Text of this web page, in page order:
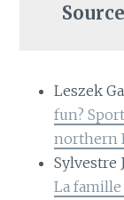
Leszek
fun?
northern
Sylvestre
La famille